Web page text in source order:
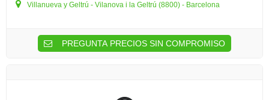
Villanueva y Geltrú - Vilanova i la Geltrú (8800) - Barcelona
PREGUNTA PRECIOS SIN COMPROMISO